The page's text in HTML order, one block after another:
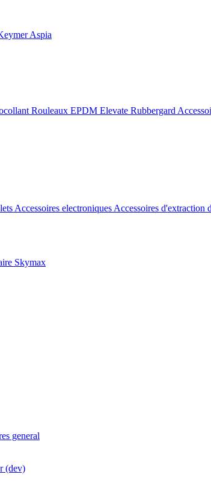
Aspia
Rouleaux EPDM Elevate Rubbergard
Accessoires electroniques Accessoires d'extraction
Skymax
general
(dev)